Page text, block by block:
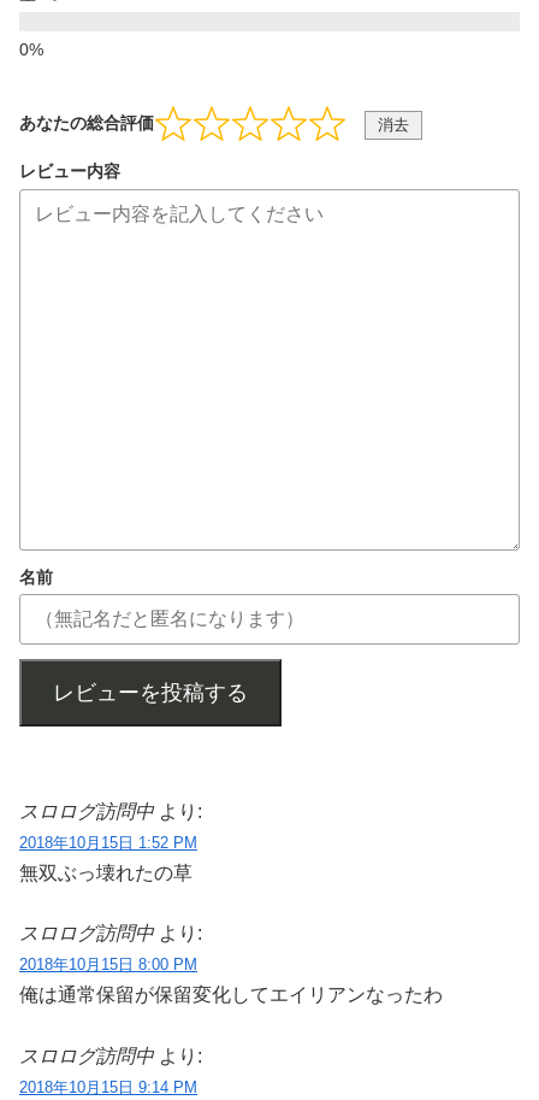
あなたの総合評価 消去
レビュー内容
名前
レビューを投稿する
スロログ訪問中 より:
2018年10月15日 1:52 PM
無双ぶっ壊れたの草
スロログ訪問中 より:
2018年10月15日 8:00 PM
俺は通常保留が保留変化してエイリアンなったわ
スロログ訪問中 より:
2018年10月15日 9:14 PM